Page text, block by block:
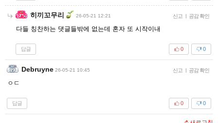
히끼꼬무리 26-05-21 12:21 신고 | 공감 확인
다들 칭찬하는 댓글들밖에 없는데 혼자 또 시작이내
답글 0
0
Debruyne 26-05-21 10:45 신고 | 공감 확인
ㅇㄷ
답글 0
0